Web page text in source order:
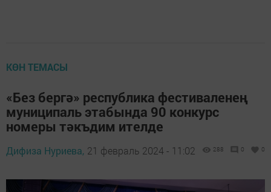
КӨН ТЕМАСЫ
«Без бергә» республика фестиваленең
муниципаль этабында 90 конкурс
номеры тәкъдим ителде
Дифиза Нуриева, 21 февраль 2024 - 11:02 288 0 0